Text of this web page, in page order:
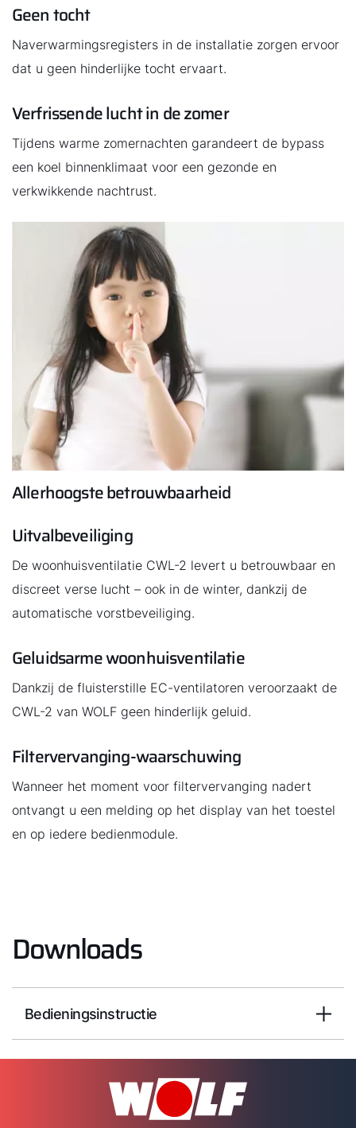
Geen tocht
Naverwarmingsregisters in de installatie zorgen ervoor
dat u geen hinderlijke tocht ervaart.
Verfrissende lucht in de zomer
Tijdens warme zomernachten garandeert de bypass
een koel binnenklimaat voor een gezonde en
verkwikkende nachtrust.
Allerhoogste betrouwbaarheid
Uitvalbeveiliging
De woonhuisventilatie CWL-2 levert u betrouwbaar en
discreet verse lucht – ook in de winter, dankzij de
automatische vorstbeveiliging.
Geluidsarme woonhuisventilatie
Dankzij de fluisterstille EC-ventilatoren veroorzaakt de
CWL-2 van WOLF geen hinderlijk geluid.
Filtervervanging-waarschuwing
Wanneer het moment voor filtervervanging nadert
ontvangt u een melding op het display van het toestel
en op iedere bedienmodule.
Downloads
Bedieningsinstructie